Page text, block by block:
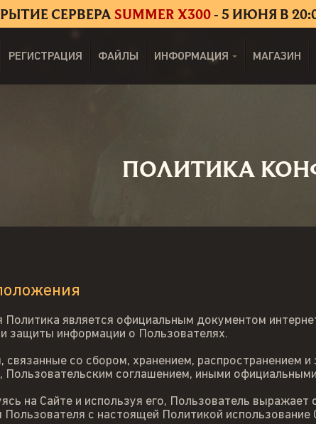
СЕРВЕРА SUMMER X300- 5 ИЮНЯ В
РЕГИСТРАЦИЯ ФАЙЛЫ ИНФОРМАЦИЯ МАГАЗИН
ПОЛИТИКА
является официальным документом
защиты информации о Пользователях.
связанные со сбором, хранением, распространением
Пользовательским соглашением, иными
на Сайте и используя его, Пользователь
Пользователя с настоящей Политикой